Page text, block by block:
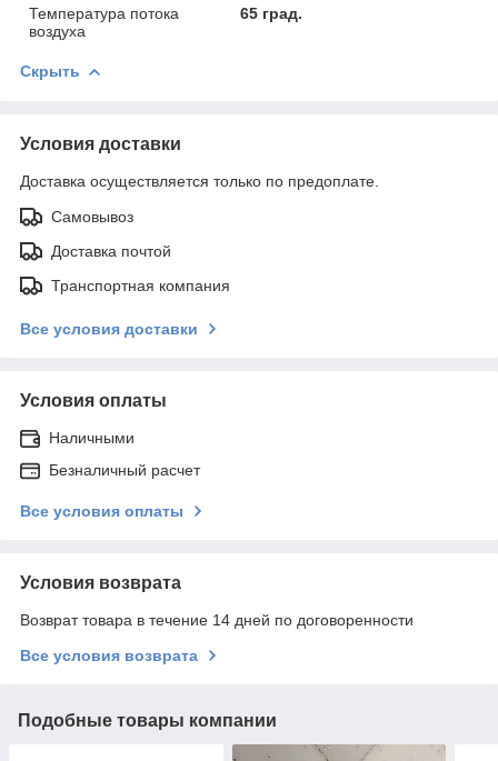
Температура потока
воздуха
65 град.
Скрыть
Условия доставки
Доставка осуществляется только по предоплате.
Самовывоз
Доставка почтой
Транспортная компания
Все условия доставки
Условия оплаты
Наличными
Безналичный расчет
Все условия оплаты
Условия возврата
Возврат товара в течение 14 дней по договоренности
Все условия возврата
Подобные товары компании